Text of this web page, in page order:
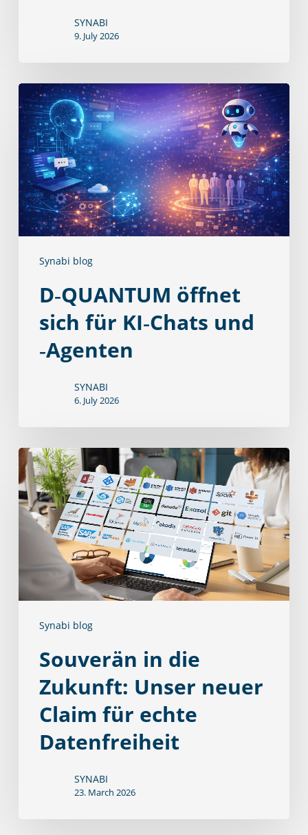
SYNABI
9. July 2026
Synabi blog
D‑QUANTUM
öffnet
sich
für
KI‑Chats
und
‑Agenten
D‑QUANTUM öffnet
sich für KI‑Chats und
‑Agenten
SYNABI
6. July 2026
Synabi blog
Souverän
in
die
Zukunft:
neuer
Claim
echte
Datenfreiheit
Souverän in die
Zukunft: Unser neuer
Claim für echte
Datenfreiheit
SYNABI
23. March 2026